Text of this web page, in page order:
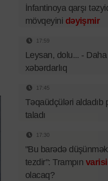
İnfantinoya qarşı
mövqeyini dəyişmir
17:59
Leysan, dolu... -
xəbərdarlıq
17:45
Təqaüdçüləri aldadıb
taladı
17:30
"Bu barədə
tezdir": Trampın varisi
olacaq?